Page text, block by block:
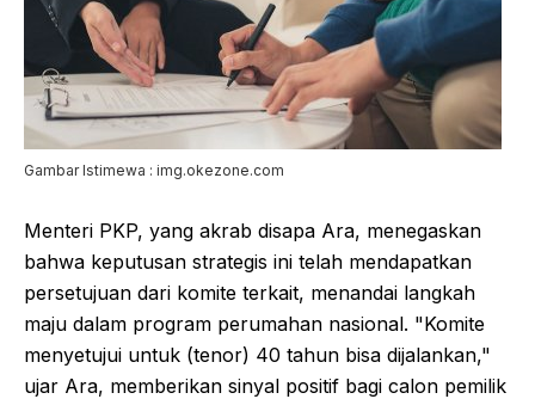
Gambar Istimewa : img.okezone.com
Menteri PKP, yang akrab disapa Ara, menegaskan
bahwa keputusan strategis ini telah mendapatkan
persetujuan dari komite terkait, menandai langkah
maju dalam program perumahan nasional. "Komite
menyetujui untuk (tenor) 40 tahun bisa dijalankan,"
ujar Ara, memberikan sinyal positif bagi calon pemilik